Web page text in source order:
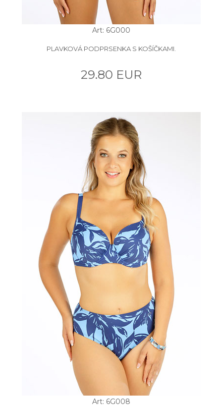
Art: 6G000
PLAVKOVÁ PODPRSENKA S KOŠÍČKAMI.
29.80 EUR
Art: 6G008